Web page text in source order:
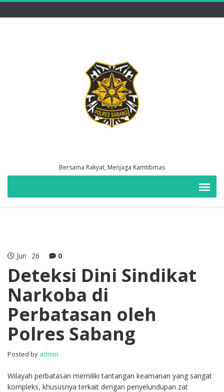
Bersama Rakyat, Menjaga Kamtibmas
Jun 26 0
Deteksi Dini Sindikat
Narkoba di
Perbatasan oleh
Polres Sabang
Posted by admin
Wilayah perbatasan memiliki tantangan keamanan yang sangat
kompleks, khususnya terkait dengan penyelundupan zat